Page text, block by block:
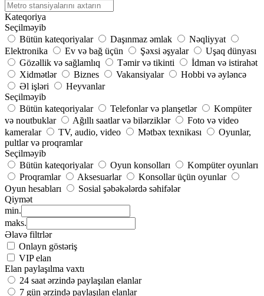
Kateqoriya
Seçilməyib
Bütün kateqoriyalar
Daşınmaz əmlak
Nəqliyyat
Elektronika
Ev və bağ üçün Şəxsi əşyalar
Uşaq dünyası
Gözəllik və sağlamlıq
Təmir və tikinti
İdman və istirahət
Xidmətlər
Biznes Vakansiyalar
Hobbi və əyləncə
Əl işləri
Heyvanlar
Seçilməyib
Bütün kateqoriyalar
Telefonlar və planşetlər
Kompüter
və noutbuklar
Ağıllı saatlar və bilərziklər
Foto və video
kameralar
TV, audio, video Mətbəx texnikası
Oyunlar,
pultlar və proqramlar
Seçilməyib
Bütün kateqoriyalar
Oyun konsolları
Kompüter oyunları
Proqramlar
Aksesuarlar
Konsollar üçün oyunlar
Oyun hesabları
Sosial şəbəkələrdə səhifələr
Qiymət
min.
maks.
Əlavə filtrlər
Onlayn göstəriş
VIP elan
Elan paylaşılma vaxtı
24 saat ərzində paylaşılan elanlar
7 gün ərzində paylaşılan elanlar